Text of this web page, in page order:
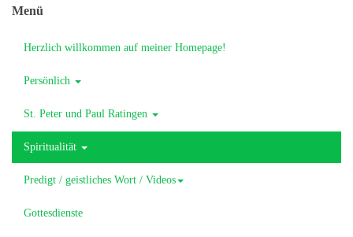
Menü
Herzlich willkommen auf meiner Homepage!
Persönlich
St. Peter und Paul Ratingen
Spiritualität
Predigt / geistliches Wort / Videos
Gottesdienste